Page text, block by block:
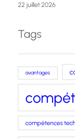
22 juillet 2026
Tags
avantages
compétences